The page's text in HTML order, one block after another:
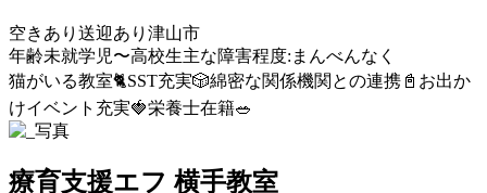
空きあり 送迎あり 津山市
年齢未就学児〜高校生主な障害程度:まんべんなく
猫がいる教室🐈SST充実🎲綿密な関係機関との連携📓 お出か
けイベント充実🍓栄養士在籍🥗
療育支援エフ 横手教室